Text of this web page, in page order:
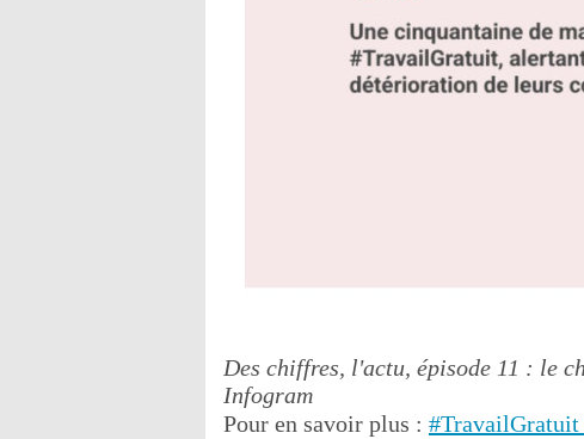
Des chiffres, l'actu, épisode 11 : le
Infogram
Pour en savoir plus : #TravailGratuit